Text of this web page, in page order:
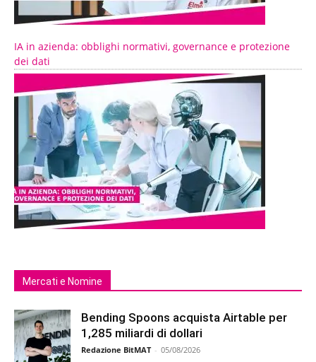
IA in azienda: obblighi normativi, governance e protezione
dei dati
Mercati e Nomine
Bending Spoons acquista Airtable per
1,285 miliardi di dollari
Redazione BitMAT - 05/08/2026